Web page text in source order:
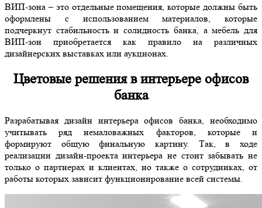
ВИП-зона – это отдельные помещения, которые должны быть
оформлены с использованием материалов, которые
подчеркнут стабильность и солидность банка, а мебель для
ВИП-зон приобретается как правило на различных
дизайнерских выставках или аукционах.
Цветовые решения в интерьере офисов
банка
Разрабатывая дизайн интерьера офисов банка, необходимо
учитывать ряд немаловажных факторов, которые и
формируют общую финальную картину. Так, в ходе
реализации дизайн-проекта интерьера не стоит забывать не
только о партнерах и клиентах, но также о сотрудниках, от
работы которых зависит функционирование всей системы.